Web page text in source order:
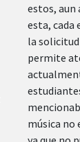
estos, aun
esta, cada
la
permite
música no